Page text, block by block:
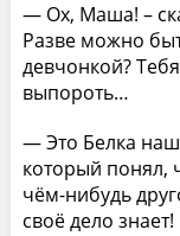
— Ох, Маша! –
Разве можно
девчонкой?
выпороть…
— Это Белка
который понял,
чём-нибудь
своё дело знает!